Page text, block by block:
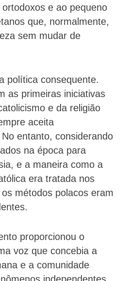
e ao pequeno
que, normalmente,
sem mudar de
política consequente.
as primeiras iniciativas
e da religião
aceita
entanto, considerando
na época para
e a maneira como a
era tratada nos
métodos polacos eram
proporcionou o
voz que concebia a
e a comunidade